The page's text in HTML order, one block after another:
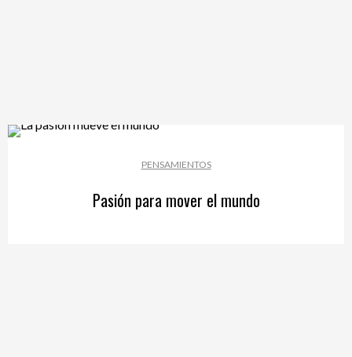
PENSAMIENTOS
Pasión para mover el mundo